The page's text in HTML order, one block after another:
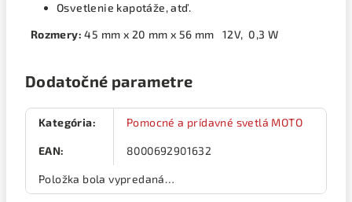
Osvetlenie kapotáže, atď.
Rozmery: 45 mm x 20 mm x 56 mm 12V, 0,3 W
Dodatočné parametre
Kategória: Pomocné a prídavné svetlá MOTO
EAN: 8000692901632
Položka bola vypredaná…